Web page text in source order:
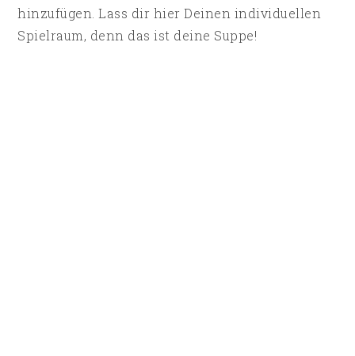
hinzufügen. Lass dir hier Deinen individuellen
Spielraum, denn das ist deine Suppe!